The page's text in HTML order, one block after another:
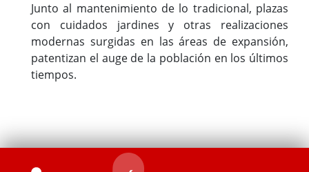
Junto al mantenimiento de lo tradicional, plazas
con cuidados jardines y otras realizaciones
modernas surgidas en las áreas de expansión,
patentizan el auge de la población en los últimos
tiempos.